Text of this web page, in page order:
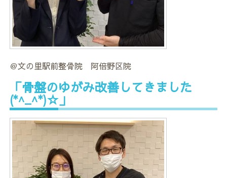
＠文の里駅前整骨院 阿倍野区院
「骨盤のゆがみ改善してきました
(*^_^*)☆」